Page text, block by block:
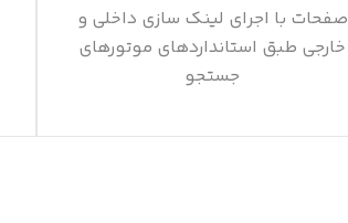
صفحات با اجرای لینک سازی داخلی و
خارجی طبق استانداردهای موتورهای
جستجو